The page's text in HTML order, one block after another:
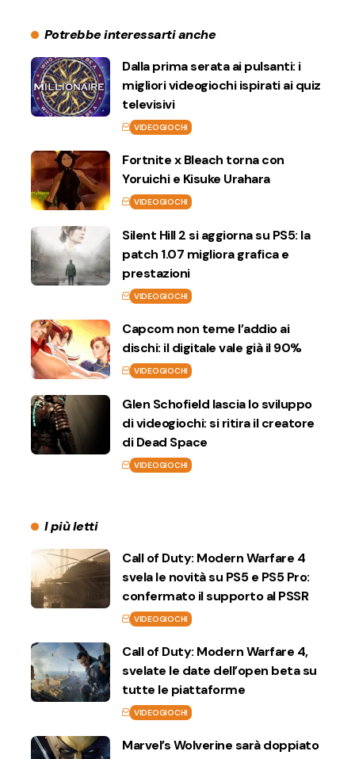
Potrebbe interessarti anche
Dalla prima serata ai pulsanti: i
migliori videogiochi ispirati ai quiz
televisivi
VIDEOGIOCHI
Fortnite x Bleach torna con
Yoruichi e Kisuke Urahara
VIDEOGIOCHI
Silent Hill 2 si aggiorna su PS5: la
patch 1.07 migliora grafica e
prestazioni
VIDEOGIOCHI
Capcom non teme l’addio ai
dischi: il digitale vale già il 90%
VIDEOGIOCHI
Glen Schofield lascia lo sviluppo
di videogiochi: si ritira il creatore
di Dead Space
VIDEOGIOCHI
I più letti
Call of Duty: Modern Warfare 4
svela le novità su PS5 e PS5 Pro:
confermato il supporto al PSSR
VIDEOGIOCHI
Call of Duty: Modern Warfare 4,
svelate le date dell’open beta su
tutte le piattaforme
VIDEOGIOCHI
Marvel’s Wolverine sarà doppiato